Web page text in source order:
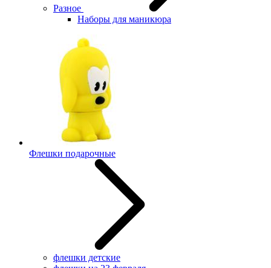
Разное
Наборы для маникюра
Флешки подарочные
флешки детские